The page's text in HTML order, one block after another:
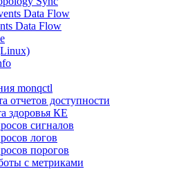
Data Flow
Data Flow
monqctl
отчетов доступности
здоровья КЕ
сигналов
логов
порогов
с метриками